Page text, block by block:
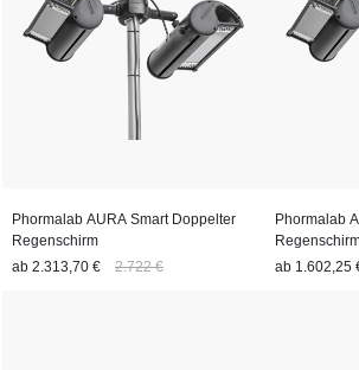
Phormalab AURA Smart Doppelter
Regenschirm
ab 2.313,70 € 2.722 €
Phormalab
ab 1.602,25